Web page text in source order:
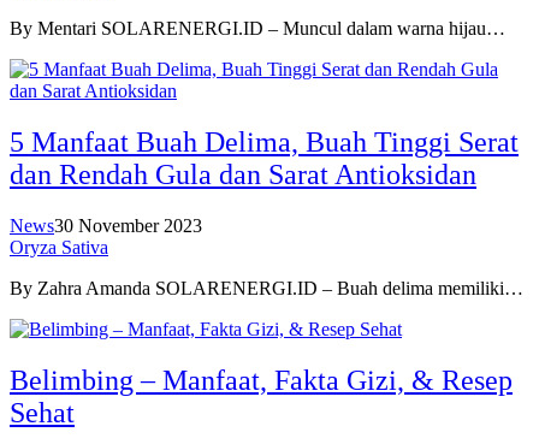
By Mentari SOLARENERGI.ID – Muncul dalam warna hijau…
5 Manfaat Buah Delima, Buah Tinggi Serat
dan Rendah Gula dan Sarat Antioksidan
News30 November 2023
Oryza Sativa
By Zahra Amanda SOLARENERGI.ID – Buah delima memiliki…
Belimbing – Manfaat, Fakta Gizi, & Resep
Sehat